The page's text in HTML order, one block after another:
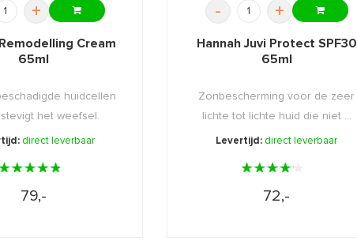
+
Cream
65ml
huidcellen
het weefsel.
direct leverbaar
79,-
- +
Hannah Juvi Protect SPF30
65ml
Zonbescherming voor de zeer
lichte tot lichte huid die niet ...
Levertijd: direct leverbaar
72,-